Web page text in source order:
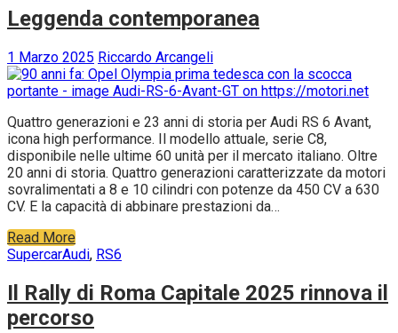
Leggenda contemporanea
1 Marzo 2025 Riccardo Arcangeli
Quattro generazioni e 23 anni di storia per Audi RS 6 Avant,
icona high performance. Il modello attuale, serie C8,
disponibile nelle ultime 60 unità per il mercato italiano. Oltre
20 anni di storia. Quattro generazioni caratterizzate da motori
sovralimentati a 8 e 10 cilindri con potenze da 450 CV a 630
CV. E la capacità di abbinare prestazioni da…
Read More
SupercarAudi, RS6
Il Rally di Roma Capitale 2025 rinnova il
percorso